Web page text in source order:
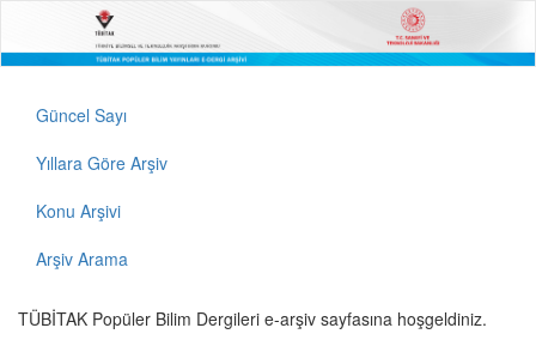
Güncel Sayı
Yıllara Göre Arşiv
Konu Arşivi
Arşiv Arama
TÜBİTAK Popüler Bilim Dergileri e-arşiv sayfasına hoşgeldiniz.